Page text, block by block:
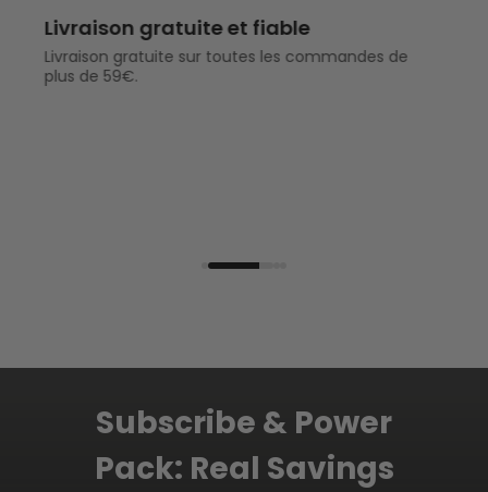
Livraison gratuite et fiable
Livraison gratuite sur toutes les commandes de
plus de 59€.
Subscribe & Power
Pack: Real Savings